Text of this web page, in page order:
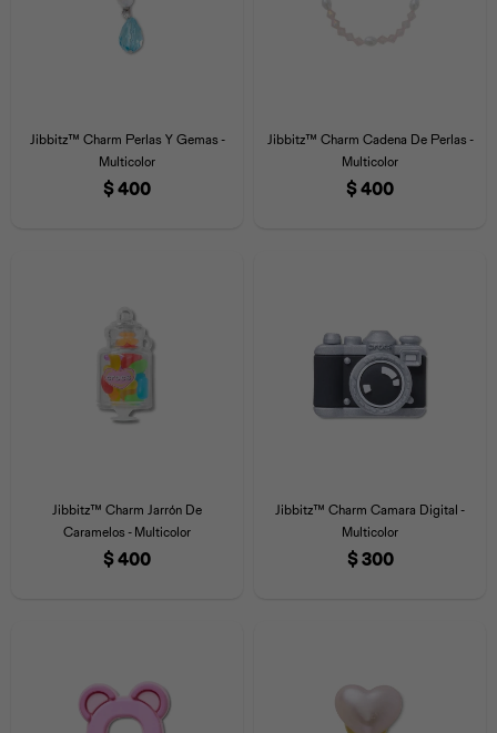
Jibbitz™ Charm Perlas Y Gemas -
Multicolor
$400
Jibbitz™ Charm Cadena De Perlas -
Multicolor
$400
Jibbitz™ Charm Jarrón De
Caramelos - Multicolor
$400
Jibbitz™ Charm Camara Digital -
Multicolor
$300